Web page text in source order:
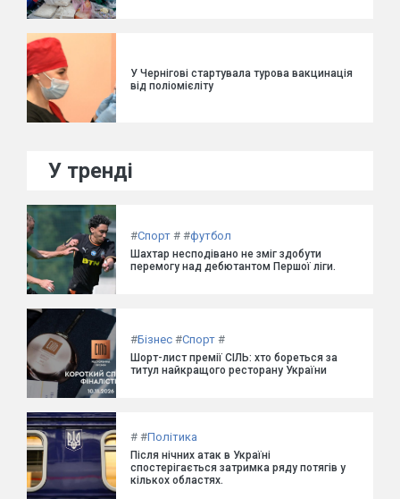
У Чернігові стартувала турова вакцинація
від поліомієліту
У тренді
#Спорт # #футбол
Шахтар несподівано не зміг здобути
перемогу над дебютантом Першої ліги.
#Бізнес #Спорт #
Шорт-лист премії СІЛЬ: хто бореться за
титул найкращого ресторану України
# #Політика
Після нічних атак в Україні
спостерігається затримка ряду потягів у
кількох областях.